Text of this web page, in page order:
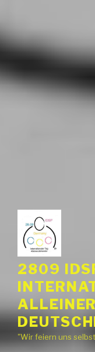
2809
"Wir feiern uns